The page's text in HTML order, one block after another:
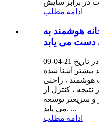
ادامه مطلب
هوشمند به
می یابد
21-04-09
بیشتر آشنا شده
هوشمند ، راحتی
نتیجه ، کنترل از
و سریعتر توسعه
می یابد. ...
ادامه مطلب